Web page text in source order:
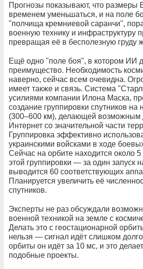
Прогнозы показывают, что размеры
временем уменьшаться, и на поле
"полчища кремниевой саранчи",
военную технику и инфраструктуру
превращая её в бесполезную груду
Ещё одно "поле боя", в котором ИИ
преимущество. Необходимость
наверно, сейчас всем очевидна.
имеет также и связь. Система
усилиями компании Илона Маска,
создание группировки спутников на
(300–600 км), делающей возможным
Интернет со значительной части
Группировка эффективно
украинскими войсками в ходе
Сейчас на орбите находится около 5
этой группировки — за один запуск
выводится 60 соответствующих
Планируется увеличить её
спутников.
Эксперты не раз обсуждали
военной техникой на земле с
Делать это с геостационарной
нельзя — сигнал идёт слишком
орбиты он идёт за 10 мс, и это
подобные проекты.